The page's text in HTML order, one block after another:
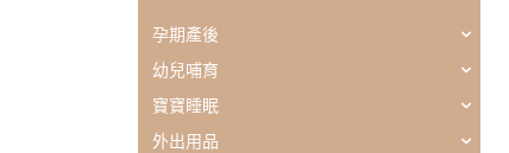
孕期產後
幼兒哺育
寶寶睡眠
外出用品